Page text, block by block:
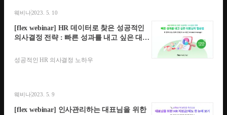
웨비나2023. 5. 10
[flex webinar] HR 데이터로 찾은 성공적인
의사결정 전략 : 빠른 성과를 내고 싶은 대표
성공적인 HR 의사결정 노하우
웨비나2023. 5. 9
[flex webinar] 인사관리하는 대표님을 위한